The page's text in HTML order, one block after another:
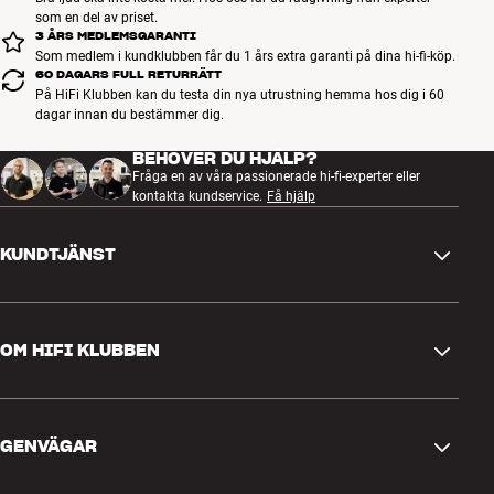
Mer från AudioQuest
som en del av priset.
3 ÅRS MEDLEMSGARANTI
Som medlem i kundklubben får du 1 års extra garanti på dina hi-fi-köp.
60 DAGARS FULL RETURRÄTT
På HiFi Klubben kan du testa din nya utrustning hemma hos dig i 60
dagar innan du bestämmer dig.
BEHÖVER DU HJÄLP?
Fråga en av våra passionerade hi-fi-experter eller
kontakta kundservice. Få hjälp
KUNDTJÄNST
Retur och reklamation
Ångra beställning
OM HIFI KLUBBEN
GENVÄGAR